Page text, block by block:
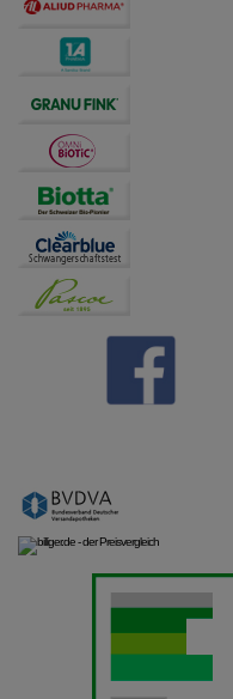
Statistik & Tracking:
Informationen über
unserer Website
Website weiter für Sie
auf unserer Website
Drittseiten möglichst
Bitte beachten Sie,
Dritte wie z.B. Google
übertragen werden.